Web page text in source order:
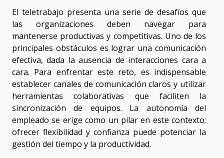
El teletrabajo presenta una serie de desafíos que
las organizaciones deben navegar para
mantenerse productivas y competitivas. Uno de los
principales obstáculos es lograr una comunicación
efectiva, dada la ausencia de interacciones cara a
cara. Para enfrentar este reto, es indispensable
establecer canales de comunicación claros y utilizar
herramientas colaborativas que faciliten la
sincronización de equipos. La autonomía del
empleado se erige como un pilar en este contexto;
ofrecer flexibilidad y confianza puede potenciar la
gestión del tiempo y la productividad.